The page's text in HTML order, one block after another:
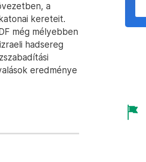
a
kereteit.
még mélyebben
hadsereg
eredménye